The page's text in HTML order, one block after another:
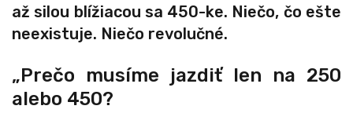
až silou blížiacou sa 450-ke. Niečo, čo ešte
neexistuje. Niečo revolučné.
„Prečo musíme jazdiť len na 250
alebo 450?